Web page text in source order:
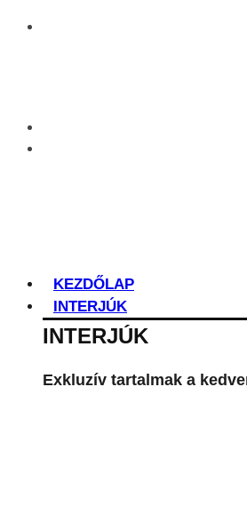
KEZDŐLAP
INTERJÚK
INTERJÚK
Exkluzív tartalmak a